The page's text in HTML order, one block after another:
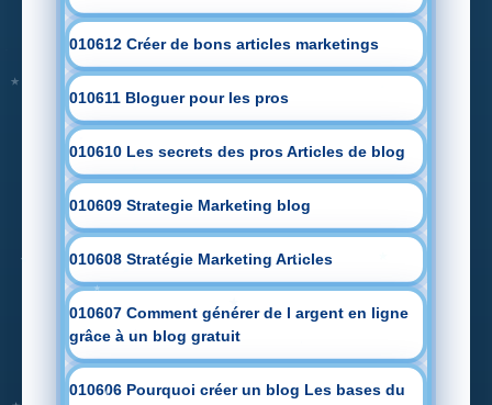
010612 Créer de bons articles marketings
010611 Bloguer pour les pros
010610 Les secrets des pros Articles de blog
010609 Strategie Marketing blog
010608 Stratégie Marketing Articles
010607 Comment générer de l argent en ligne
grâce à un blog gratuit
010606 Pourquoi créer un blog Les bases du